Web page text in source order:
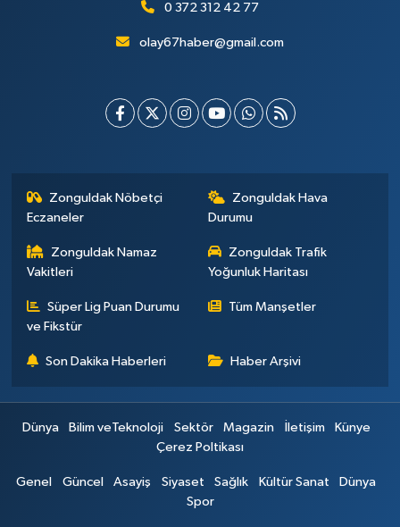
0 372 312 42 77
olay67haber@gmail.com
Zonguldak Nöbetçi
Eczaneler
Zonguldak Hava
Durumu
Zonguldak Namaz
Vakitleri
Zonguldak Trafik
Yoğunluk Haritası
Süper Lig Puan Durumu
ve Fikstür
Tüm Manşetler
Son Dakika Haberleri Haber Arşivi
Dünya Bilim veTeknoloji Sektör Magazin İletişim
Künye
Çerez Poltikası
Genel Güncel Asayiş Siyaset Sağlık Kültür Sanat
Dünya
Spor